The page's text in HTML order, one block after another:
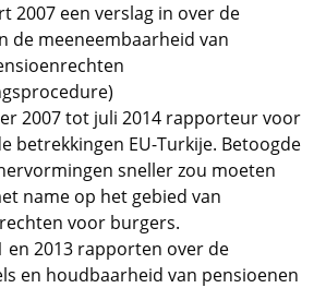
2007 een verslag in over de
de meeneembaarheid van
2007 tot juli 2014 rapporteur voor
betrekkingen EU-Turkije. Betoogde
sneller zou moeten
name op het gebied van
voor burgers.
en 2013 rapporten over de
en houdbaarheid van pensioenen